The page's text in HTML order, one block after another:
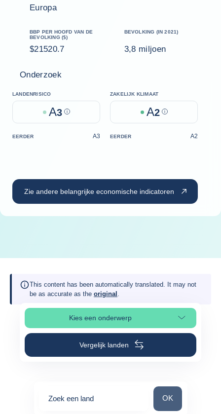
Europa
BBP PER HOOFD VAN DE
BEVOLKING ($)
$21520.7
BEVOLKING (IN 2021)
3,8 miljoen
Onderzoek
LANDENRISICO
A3 Help
ZAKELIJK KLIMAAT
A2 Help
EERDER A3 EERDER A2
Zie andere belangrijke economische indicatoren
This content has been automatically translated. It may not
be as accurate as the original .
Kies een onderwerp
Selecteer paginasectie
Vergelijk landen
Zoek een land Zoek een land
OK